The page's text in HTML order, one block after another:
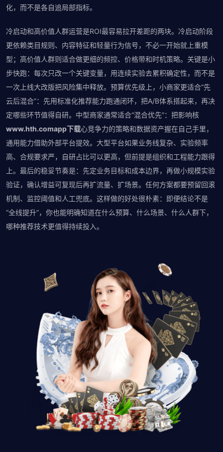
化，而不是各自追局部指标。
冷启动和高价值人群运营是ROI最容易拉开差距的两块。冷启动阶段
更依赖类目规则、内容特征和轻量行为信号，不必一开始就上重模
型；高价值人群则适合做更细的频控、价格带和时机策略。关键是小
步快跑：每次只改一个关键变量，用连续实验去累积确定性，而不是
一次上线大改版把风险集中释放。预算优先级上，小商家更适合“先
云后混合”：先用标准化推荐能力跑通闭环，把A/B体系搭起来，再决
定哪些环节值得自研。中型商家通常适合“混合优先”：把影响核
www.hth.comapp下载心竞争力的策略和数据资产握在自己手里，
通用能力借助外部平台提效。大型平台如果业务线复杂、实验频率
高、合规要求严，自研占比可以更高，但前提是组织和工程能力跟得
上。最后的稳妥节奏是：先定业务目标和成本边界，再做小规模实验
验证，确认增益可复现后再扩流量、扩场景。任何方案都要预留回滚
机制、监控阈值和人工兜底。这样做的好处很朴素：即便结论不是
“全线提升”，你也能明确知道在什么预算、什么场景、什么人群下，
哪种推荐技术更值得持续投入。